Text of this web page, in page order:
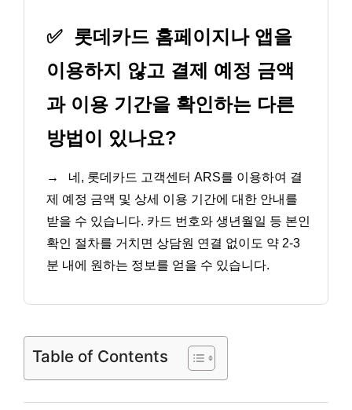
✅ 롯데카드 홈페이지나 앱을
이용하지 않고 결제 예정 금액
과 이용 기간을 확인하는 다른
방법이 있나요?
→
네, 롯데카드 고객센터 ARS를 이용하여 결
제 예정 금액 및 상세 이용 기간에 대한 안내를
받을 수 있습니다. 카드 번호와 생년월일 등 본인
확인 절차를 거치면 상담원 연결 없이도 약 2-3
분 내에 원하는 정보를 얻을 수 있습니다.
Table of Contents